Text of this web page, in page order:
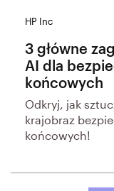
HP Inc
3 główne
AI dla
końcowych
Odkryj, jak
krajobraz
końcowych!